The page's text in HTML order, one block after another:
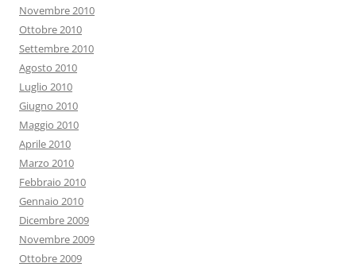
Novembre 2010
Ottobre 2010
Settembre 2010
Agosto 2010
Luglio 2010
Giugno 2010
Maggio 2010
Aprile 2010
Marzo 2010
Febbraio 2010
Gennaio 2010
Dicembre 2009
Novembre 2009
Ottobre 2009